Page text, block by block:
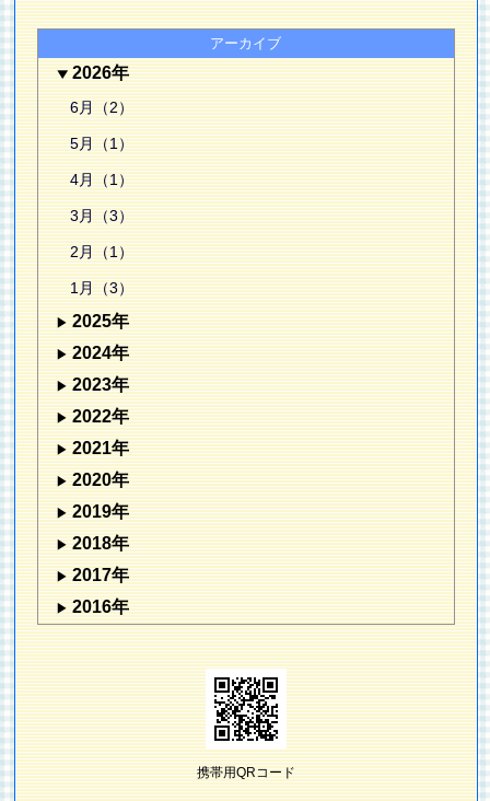
アーカイブ
2026年
6月（2）
5月（1）
4月（1）
3月（3）
2月（1）
1月（3）
2025年
2024年
2023年
2022年
2021年
2020年
2019年
2018年
2017年
2016年
携帯用QRコード